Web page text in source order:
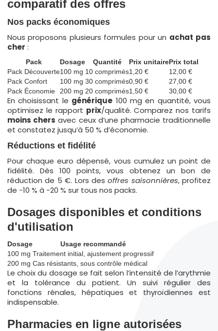
comparatif des offres
Nos packs économiques
Nous proposons plusieurs formules pour un achat pas
cher :
Pack Dosage Quantité Prix unitairePrix total
Pack Découverte100 mg 10 comprimés1,20 €
12,00 €
Pack Confort
100 mg 30 comprimés0,90 €
27,00 €
Pack Économie
200 mg 20 comprimés1,50 € 30,00 €
En choisissant le générique 100 mg en quantité, vous
optimisez le rapport prix/qualité. Comparez nos tarifs
moins chers avec ceux d’une pharmacie traditionnelle
et constatez jusqu’à 50 % d’économie.
Réductions et fidélité
Pour chaque euro dépensé, vous cumulez un point de
fidélité. Dès 100 points, vous obtenez un bon de
réduction de 5 €. Lors desoffres saisonnières, profitez
de -10 % à -20 % sur tous nos packs.
Dosages disponibles et conditions
d'utilisation
Dosage
Usage recommandé
100 mg Traitement initial, ajustement progressif
200 mg Cas résistants, sous contrôle médical
Le choix du dosage se fait selon l’intensité de l’arythmie
et la tolérance du patient. Un suivi régulier des
fonctions rénales, hépatiques et thyroïdiennes est
indispensable.
Pharmacies en ligne autorisées